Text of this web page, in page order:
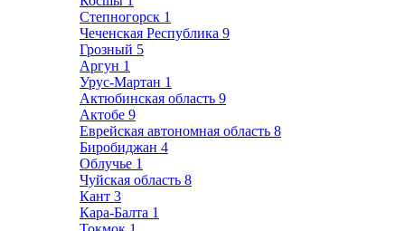
Степногорск 1
Чеченская Республика 9
Грозный 5
Аргун 1
Урус-Мартан 1
Актюбинская область 9
Актобе 9
Еврейская автономная область 8
Биробиджан 4
Облучье 1
Чуйская область 8
Кант 3
Кара-Балта 1